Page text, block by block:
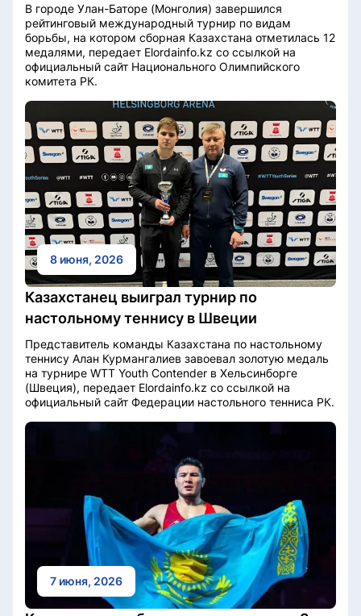
В городе Улан-Баторе (Монголия) завершился
рейтинговый международный турнир по видам
борьбы, на котором сборная Казахстана отметилась 12
медалями, передает Elordainfo.kz со ссылкой на
официальный сайт Национального Олимпийского
комитета РК.
8 июня, 2026
Казахстанец выиграл турнир по
настольному теннису в Швеции
Представитель команды Казахстана по настольному
теннису Алан Курмангалиев завоевал золотую медаль
на турнире WTT Youth Contender в Хельсинборге
(Швеция), передает Elordainfo.kz со ссылкой на
официальный сайт Федерации настольного тенниса РК.
7 июня, 2026